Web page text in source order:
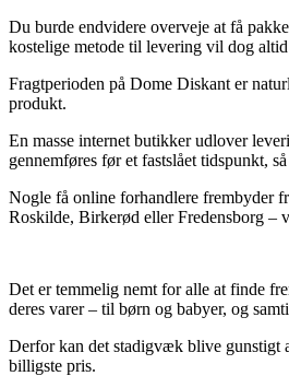
Du burde endvidere overveje at få
kostelige metode til levering vil dog
Fragtperioden på Dome Diskant er
produkt.
En masse internet butikker udlover
gennemføres før et fastslået tidspunkt,
Nogle få online forhandlere frembyder
Roskilde, Birkerød eller Fredensborg –
Det er temmelig nemt for alle at finde
deres varer – til børn og babyer, og
Derfor kan det stadigvæk blive gunstigt
billigste pris.